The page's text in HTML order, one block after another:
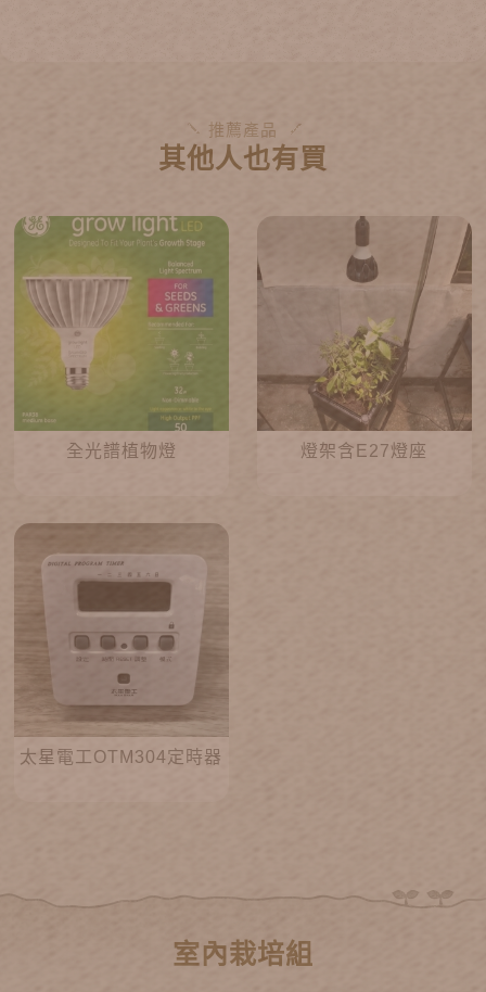
推薦產品
其他人也有買
全光譜植物燈 燈架含E27燈座
太星電工OTM304定時器
室內栽培組